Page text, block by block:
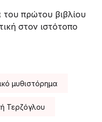
του πρώτου βιβλίου
στον ιστότοπο
μυθιστόρημα
Τερζόγλου